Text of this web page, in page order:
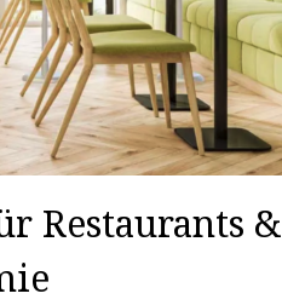
Restaurants &